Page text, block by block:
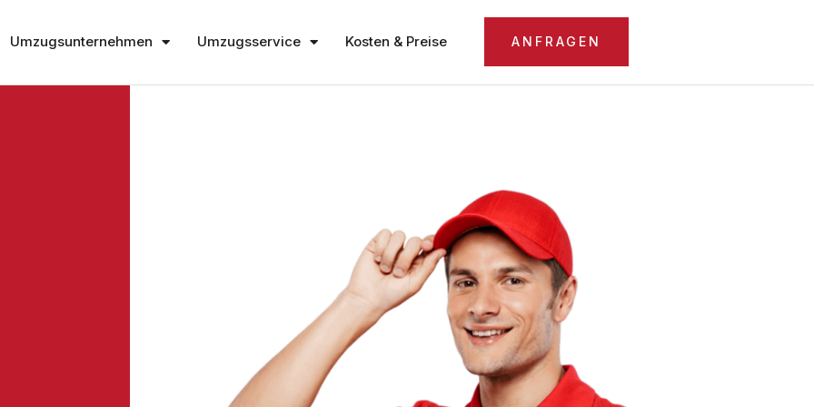
Umzugsunternehmen Umzugsservice Kosten & Preise ANFRAGEN